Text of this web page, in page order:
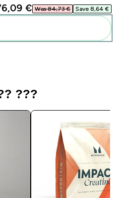
€‎ Was 84,73 €‎ Save 8,64 €‎
???